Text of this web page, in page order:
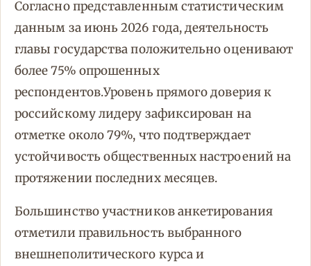
Согласно представленным статистическим
данным за июнь 2026 года, деятельность
главы государства положительно оценивают
более 75% опрошенных
респондентов.Уровень прямого доверия к
российскому лидеру зафиксирован на
отметке около 79%, что подтверждает
устойчивость общественных настроений на
протяжении последних месяцев.
Большинство участников анкетирования
отметили правильность выбранного
внешнеполитического курса и